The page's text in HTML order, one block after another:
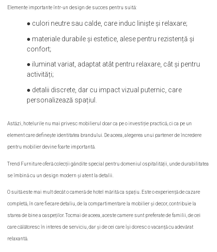
Elemente importante într-un design de succes pentru suită:
● culori neutre sau calde, care induc liniște și relaxare;
● materiale durabile și estetice, alese pentru rezistență și
confort;
● iluminat variat, adaptat atât pentru relaxare, cât și pentru
activități;
● detalii discrete, dar cu impact vizual puternic, care
personalizează spațiul.
Astăzi, hotelurile nu mai privesc mobilierul doar ca pe o investiție practică, ci ca pe un
element care definește identitatea brandului. De aceea, alegerea unui partener de încredere
pentru mobilier devine foarte importantă.
Trend Furniture oferă colecții gândite special pentru domeniul ospitalității, unde durabilitatea
se îmbină cu un design modern și atent la detalii.
O suită este mai mult decât o cameră de hotel mărită ca spațiu. Este o experiență de cazare
completă, în care fiecare detaliu, de la compartimentare la mobilier și decor, contribuie la
starea de bine a oaspeților. Tocmai de aceea, aceste camere sunt preferate de familii, de cei
care călătoresc în interes de serviciu, dar și de cei care își doresc o vacanță cu adevărat
relaxantă.